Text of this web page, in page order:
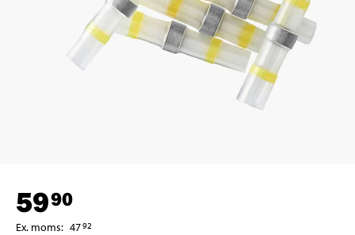
5990
Ex. moms: 4792